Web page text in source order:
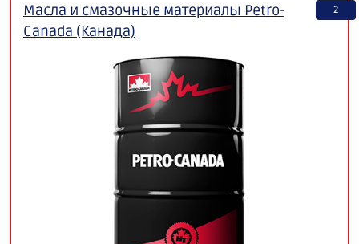
Масла и смазочные материалы Petro-
Canada (Канада)
2